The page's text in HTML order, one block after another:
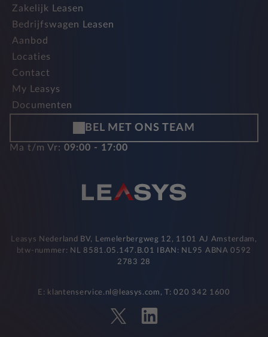
Zakelijk Leasen
Bedrijfswagen Leasen
Aanbod
Locaties
Contact
My Leasys
Documenten
BEL MET ONS TEAM
Ma t/m Vr: 09:00 - 17:00
Leasys Nederland BV, Lemelerbergweg 12, 1101 AJ Amsterdam,
btw-nummer: NL 8581.05.147.B.01 IBAN: NL95 ABNA 0592
2783 28
E: klantenservice.nl@leasys.com, T: 020 342 1600